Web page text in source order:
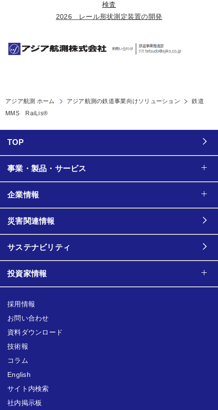
検査
2026 レール形状測定装置の開発
アジア航測 ホーム アジア航測の鉄道事業向けソリューション
鉄道
MMS RaiLis®
TOP
事業・製品・サービス
企業情報
災害関連情報
サステナビリティ
投資家情報
採用情報
お問い合わせ
資料ダウンロード
技術報
コラム
English
サイト内検索
社内掲示板